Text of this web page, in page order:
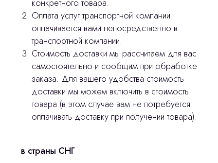
конкретного товара.
Оплата услуг транспортной компании
оплачивается вами непосредственно в
транспортной компании.
Стоимость доставки мы рассчитаем для вас
самостоятельно и сообщим при обработке
заказа. Для вашего удобства стоимость
доставки мы можем включить в стоимость
товара (в этом случае вам не потребуется
оплачивать доставку при получении товара).
в страны СНГ
ответим на все вопросы
© 2024 ЛС Дентал Групп
Главная
Продукция
3D печать
Оплата и доставка
Контакты